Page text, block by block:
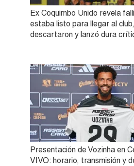
Ex Coquimbo Unido revela
estaba listo para llegar al
descartaron y lanzó dura
Presentación de Vozinha en
VIVO: horario, transmisión y